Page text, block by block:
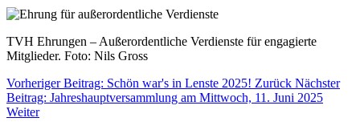
TVH Ehrungen – Außerordentliche Verdienste für engagierte
Mitglieder. Foto: Nils Gross
Vorheriger Beitrag: Schön war's in Lenste 2025! Zurück Nächster
Beitrag: Jahreshauptversammlung am Mittwoch, 11. Juni 2025
Weiter